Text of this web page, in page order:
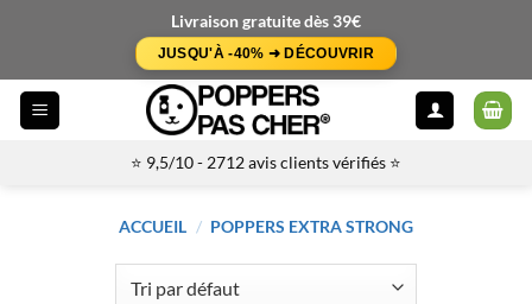
Livraison gratuite dès 39€
JUSQU'À -40% ➜ DÉCOUVRIR
⭐ 9,5/10 - 2712 avis clients vérifiés ⭐
ACCUEIL / POPPERS EXTRA STRONG